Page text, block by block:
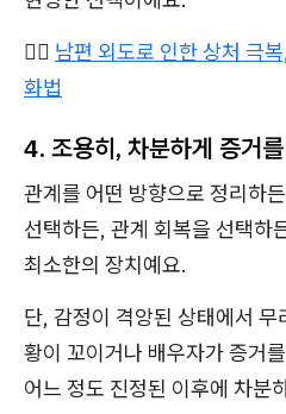
👉🏻 남편 외도로 인한 상처 극
화법
4. 조용히, 차분하게 증거
관계를 어떤 방향으로 정리하
선택하든, 관계 회복을 선택하
최소한의 장치예요.
단, 감정이 격앙된 상태에서
황이 꼬이거나 배우자가 증거
어느 정도 진정된 이후에 차분